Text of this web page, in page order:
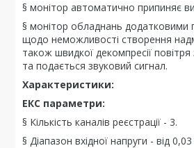
§ монітор автоматично припиняє
§ монітор обладнань додатковими
щодо неможливості створення
також швидкої декомпресії
та подається звуковий сигнал.
Характеристики:
ЕКС параметри:
§ Кількість каналів реєстрації - 3.
§ Діапазон вхідної напруги - від